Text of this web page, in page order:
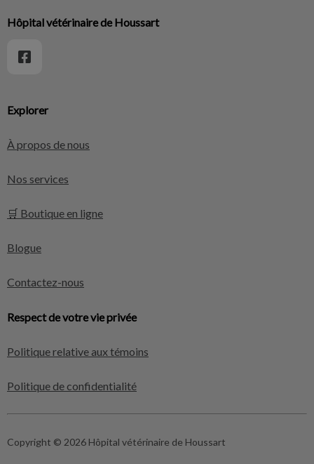
Explorer
À propos de nous
Nos services
🛒 Boutique en ligne
Blogue
Contactez-nous
Respect de votre vie privée
Politique relative aux témoins
Politique de confidentialité
Hôpital vétérinaire de Houssart
Copyright © 2026 Hôpital vétérinaire de Houssart